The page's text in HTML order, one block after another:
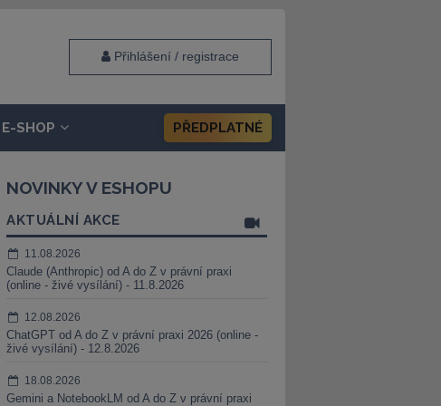
Přihlášení / registrace
E-SHOP PŘEDPLATNÉ
NOVINKY V ESHOPU
AKTUÁLNÍ AKCE
11.08.2026
Claude (Anthropic) od A do Z v právní praxi
(online - živé vysílání) - 11.8.2026
12.08.2026
ChatGPT od A do Z v právní praxi 2026 (online -
živé vysílání) - 12.8.2026
18.08.2026
Gemini a NotebookLM od A do Z v právní praxi